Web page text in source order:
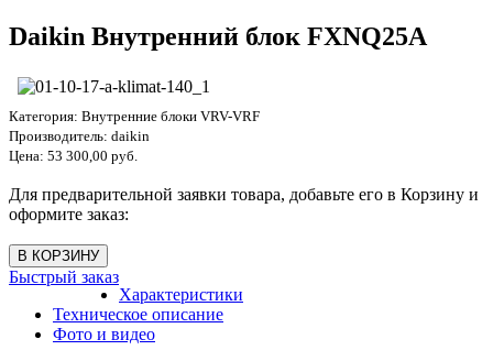
Daikin Внутренний блок FXNQ25A
Категория: Внутренние блоки VRV-VRF
Производитель: daikin
Цена: 53 300,00 руб.
Для предварительной заявки товара, добавьте его в Корзину и
оформите заказ:
Быстрый заказ
Характеристики
Техническое описание
Фото и видео